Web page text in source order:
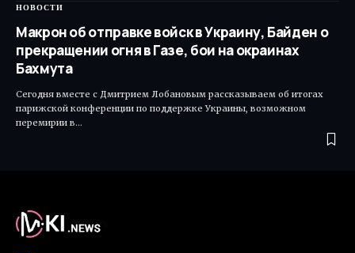
НОВОСТИ
Макрон об отправке войск в Украину, Байден о
прекращении огня в Газе, бои на окраинах
Бахмута
Сегодня вместе с Дмитрием Лобановым рассказываем об итогах
парижской конференции по поддержке Украины, возможном
перемирии в…